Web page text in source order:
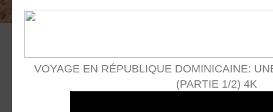
VOYAGE EN RÉPUBLIQUE DOMINICAINE:
(PARTIE 1/2) 4K